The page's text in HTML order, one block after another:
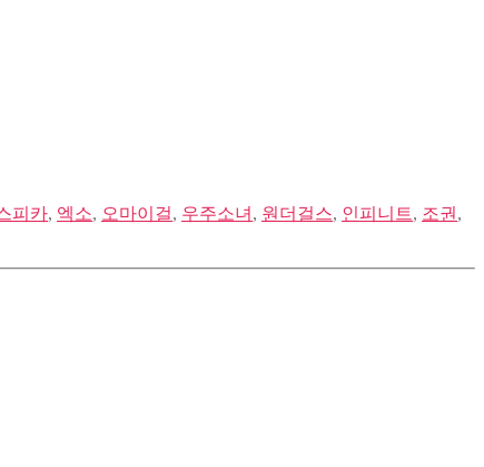
피카, 엑소, 오마이걸, 우주소녀 , 원더걸스, 인피니트, 조권 ,